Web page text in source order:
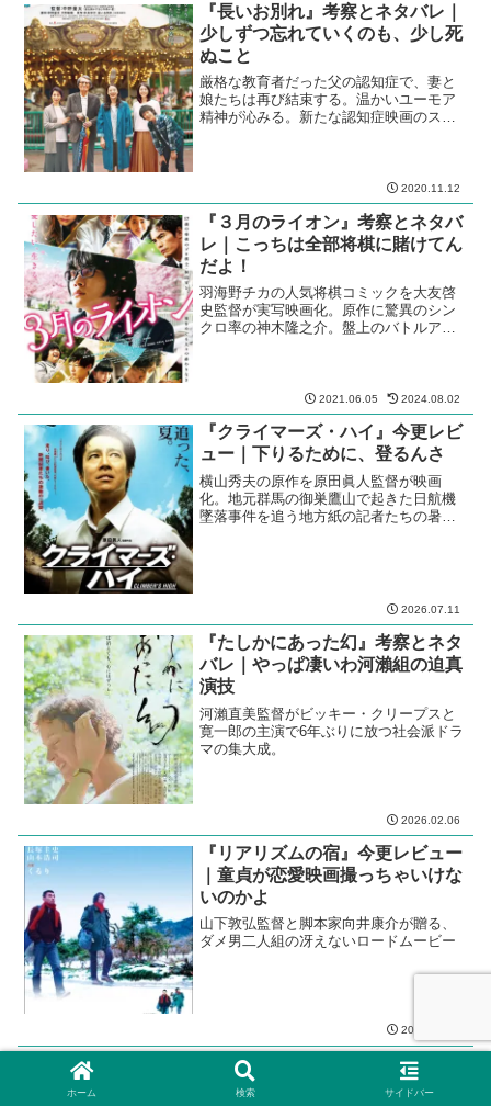
『長いお別れ』考察とネタバレ｜
少しずつ忘れていくのも、少し死
ぬこと
厳格な教育者だった父の認知症で、妻と
娘たちは再び結束する。温かいユーモア
精神が沁みる。新たな認知症映画のスタ
2020.11.12
『３月のライオン』考察とネタバ
レ｜こっちは全部将棋に賭けてん
だよ！
羽海野チカの人気将棋コミックを大友啓
史監督が実写映画化。原作に驚異のシン
クロ率の神木隆之介。盤上のバトルアク
2021.06.05 2024.08.02
『クライマーズ・ハイ』今更レビ
ュー｜下りるために、登るんさ
横山秀夫の原作を原田眞人監督が映画
化。地元群馬の御巣鷹山で起きた日航機
墜落事件を追う地方紙の記者たちの暑い
2026.07.11
『たしかにあった幻』考察とネタ
バレ｜やっぱ凄いわ河瀨組の迫真
演技
河瀨直美監督がビッキー・クリープスと
寛一郎の主演で6年ぶりに放つ社会派ドラ
マの集大成。
2026.02.06
『リアリズムの宿』今更レビュー
｜童貞が恋愛映画撮っちゃいけな
いのかよ
山下敦弘監督と脚本家向井康介が贈る、
ダメ男二人組の冴えないロードムービー
2025.06.03
『ファーストラヴ』考察とネタバ
レ｜動機はこちらで見つけました
ホーム 検索 サイドバー